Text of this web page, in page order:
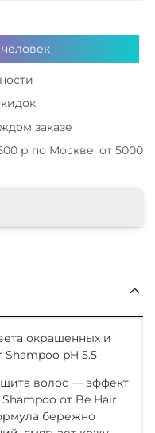
человек
заказе
р по Москве, от 5000
окрашенных и
pH 5.5
волос ― эффект
от Be Hair.
бережно